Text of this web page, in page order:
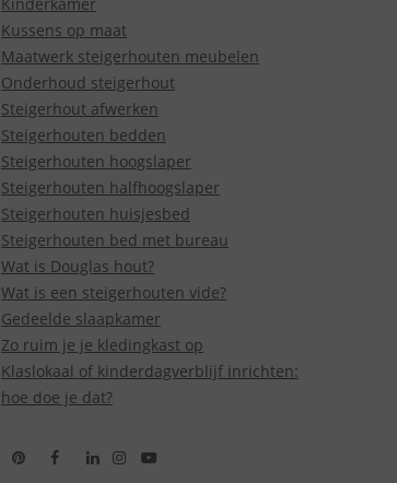
Kussens op maat
Maatwerk steigerhouten meubelen
Onderhoud steigerhout
Steigerhout afwerken
Steigerhouten bedden
Steigerhouten hoogslaper
Steigerhouten halfhoogslaper
Steigerhouten huisjesbed
Steigerhouten bed met bureau
Wat is Douglas hout?
Wat is een steigerhouten vide?
Gedeelde slaapkamer
Zo ruim je je kledingkast op
Klaslokaal of kinderdagverblijf inrichten:
hoe doe je dat?